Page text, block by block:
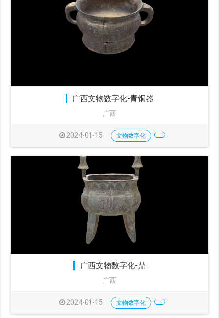
广西文物数字化-青铜器
广西
2024-01-15 文物数字化
广西文物数字化-鼎
广西
2024-01-15 文物数字化